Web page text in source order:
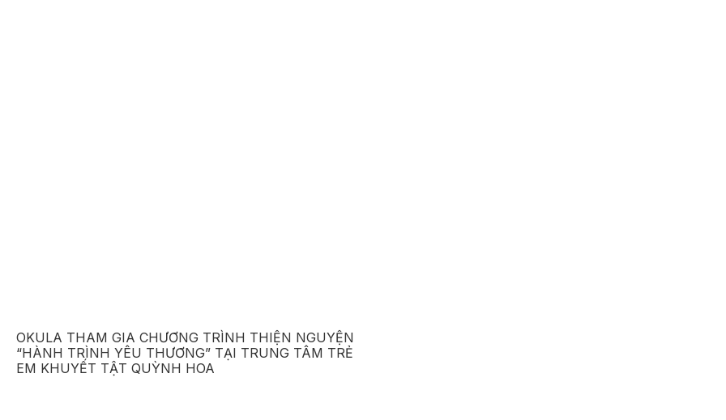
OKULA THAM GIA CHƯƠNG TRÌNH THIỆN NGUYỆN
“HÀNH TRÌNH YÊU THƯƠNG” TẠI TRUNG TÂM TRẺ
EM KHUYẾT TẬT QUỲNH HOA